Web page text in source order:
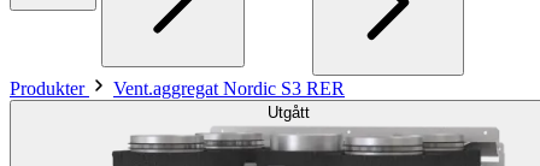
Produkter Vent.aggregat Nordic S3 RER
Utgått